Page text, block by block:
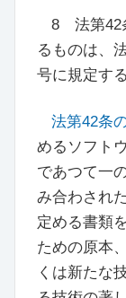
8 法第42
るものは、
号に規定す
法第42条
めるソフト
であつて一
み合わされ
定める書類
ための原本
くは新たな